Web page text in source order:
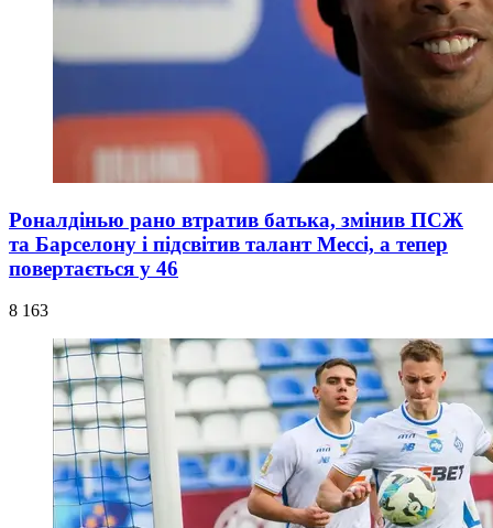
Роналдінью рано втратив батька, змінив ПСЖ
та Барселону і підсвітив талант Мессі, а тепер
повертається у 46
8 163